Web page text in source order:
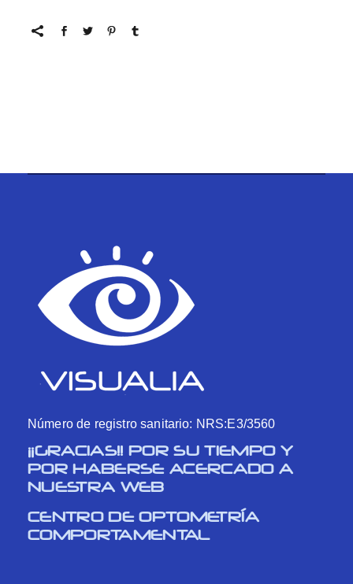
Número de registro sanitario: NRS:E3/3560
¡¡GRACIAS!! POR SU TIEMPO Y
POR HABERSE ACERCADO A
NUESTRA WEB
CENTRO DE OPTOMETRÍA
COMPORTAMENTAL